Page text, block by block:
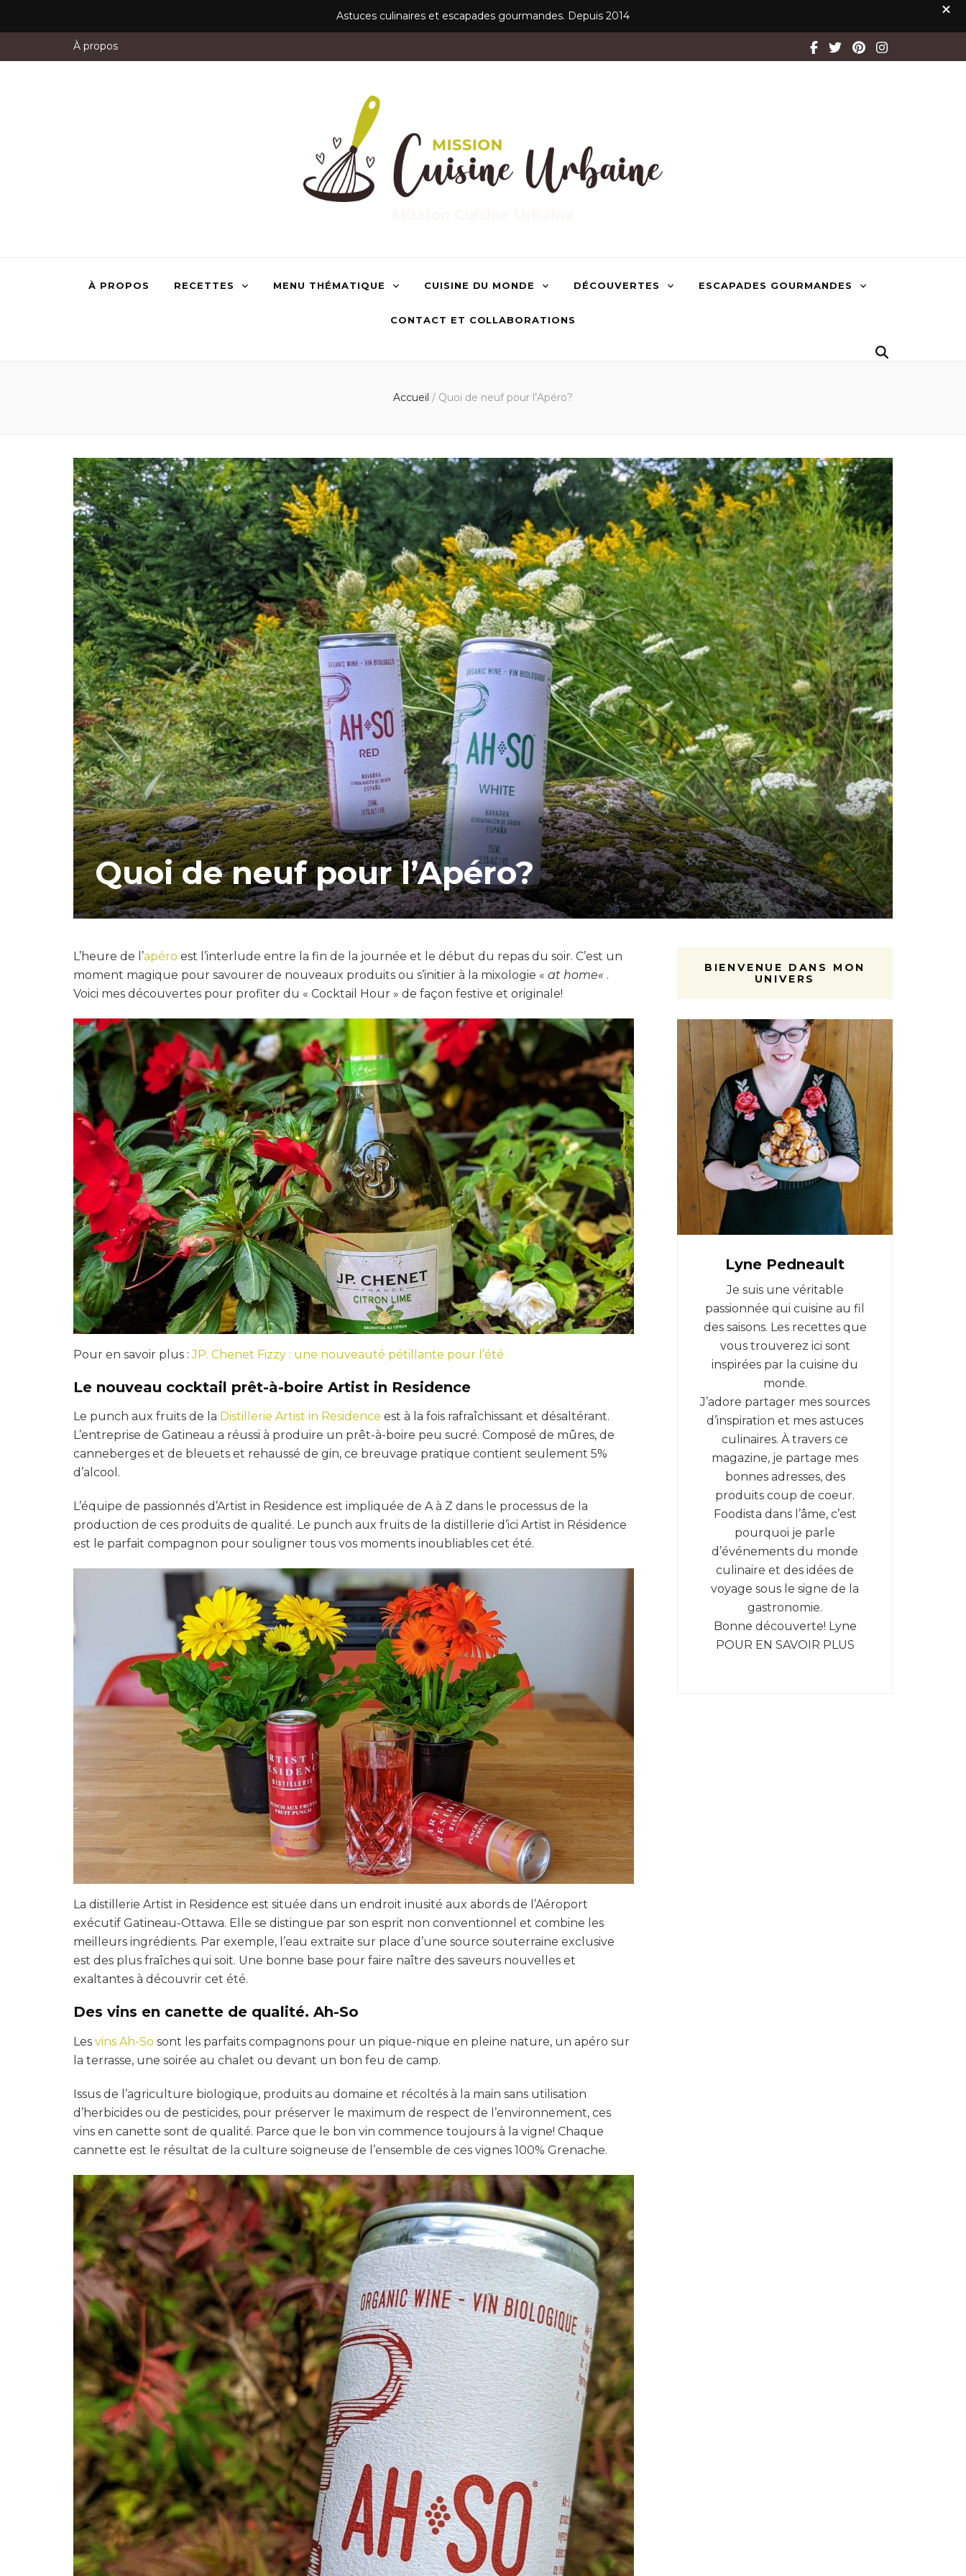
Astuces culinaires et escapades gourmandes. Depuis 2014
À propos
À PROPOS RECETTES MENU THÉMATIQUE CUISINE DU MONDE DÉCOUVERTES ESCAPADES GOURMANDES
CONTACT ET COLLABORATIONS
Accueil / Quoi de neuf pour l’Apéro?
Quoi de neuf pour l’Apéro?
L’heure de l’apéro est l’interlude entre la fin de la journée et le début du repas du soir. C’est un
moment magique pour savourer de nouveaux produits ou s’initier à la mixologie « at home« .
Voici mes découvertes pour profiter du « Cocktail Hour » de façon festive et originale!
Pour en savoir plus :JP. Chenet Fizzy : une nouveauté pétillante pour l’été
Le nouveau cocktail prêt-à-boire Artist in Residence
Le punch aux fruits de la Distillerie Artist in Residence est à la fois rafraîchissant et désaltérant.
L’entreprise de Gatineau a réussi à produire un prêt-à-boire peu sucré. Composé de mûres, de
canneberges et de bleuets et rehaussé de gin, ce breuvage pratique contient seulement 5%
d’alcool.
L’équipe de passionnés d’Artist in Residence est impliquée de A à Z dans le processus de la
production de ces produits de qualité. Le punch aux fruits de la distillerie d’ici Artist in Résidence
est le parfait compagnon pour souligner tous vos moments inoubliables cet été.
La distillerie Artist in Residence est située dans un endroit inusité aux abords de l’Aéroport
exécutif Gatineau-Ottawa. Elle se distingue par son esprit non conventionnel et combine les
meilleurs ingrédients. Par exemple, l’eau extraite sur place d’une source souterraine exclusive
est des plus fraîches qui soit. Une bonne base pour faire naître des saveurs nouvelles et
exaltantes à découvrir cet été.
Des vins en canette de qualité. Ah-So
Les vins Ah-So sont les parfaits compagnons pour un pique-nique en pleine nature, un apéro sur
la terrasse, une soirée au chalet ou devant un bon feu de camp.
Issus de l’agriculture biologique, produits au domaine et récoltés à la main sans utilisation
d’herbicides ou de pesticides, pour préserver le maximum de respect de l’environnement, ces
vins en canette sont de qualité. Parce que le bon vin commence toujours à la vigne! Chaque
cannette est le résultat de la culture soigneuse de l’ensemble de ces vignes 100% Grenache.
BIENVENUE DANS MON
UNIVERS
Lyne Pedneault
Je suis une véritable
passionnée qui cuisine au fil
des saisons. Les recettes que
vous trouverez ici sont
inspirées par la cuisine du
monde.
J’adore partager mes sources
d’inspiration et mes astuces
culinaires. À travers ce
magazine, je partage mes
bonnes adresses, des
produits coup de coeur.
Foodista dans l’âme, c’est
pourquoi je parle
d’événements du monde
culinaire et des idées de
voyage sous le signe de la
gastronomie.
Bonne découverte! Lyne
POUR EN SAVOIR PLUS